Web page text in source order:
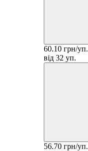
60.10 грн/уп.
від 32 уп.
56.70 грн/уп.